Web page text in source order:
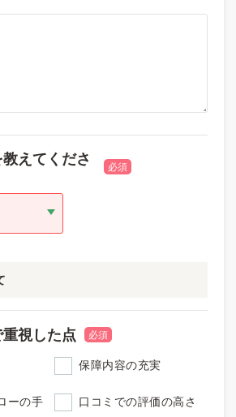
えてくださ
必須
視した点 必須
保障内容の充実
ーの手
口コミでの評価の高さ